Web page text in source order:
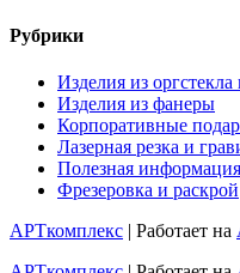
Рубрики
Изделия из оргстекла
Изделия из фанеры
Корпоративные
Лазерная резка и
Полезная информация
Фрезеровка и раскрой
АРТкомплекс | Работает на